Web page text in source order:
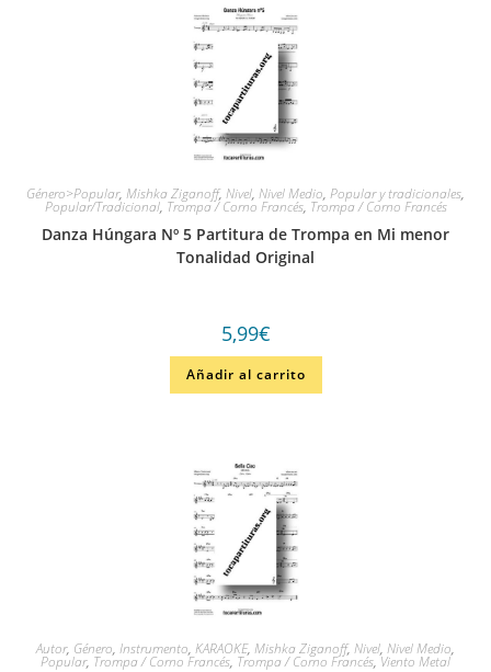
Género>Popular, Mishka Ziganoff, Nivel, Nivel Medio, Popular y tradicionales,
Popular/Tradicional, Trompa / Corno Francés, Trompa / Corno Francés
Danza Húngara Nº 5 Partitura de Trompa en Mi menor
Tonalidad Original
5,99€
Añadir al carrito
Autor, Género, Instrumento, KARAOKE, Mishka Ziganoff, Nivel, Nivel Medio,
Popular, Trompa / Corno Francés, Trompa / Corno Francés,Viento Metal